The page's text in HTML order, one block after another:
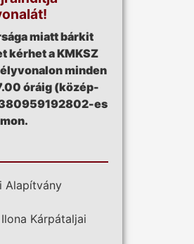
miatt bárkit
kérhet a KMKSZ
minden
óráig (közép-
es
Alapítvány
Kárpátaljai